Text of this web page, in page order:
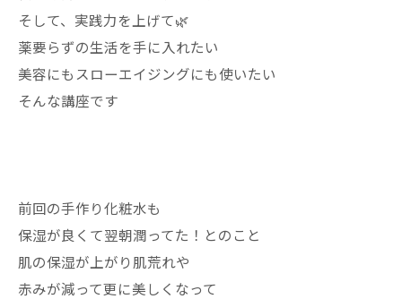
そして、実践力を上げて🌿
薬要らずの生活を手に入れたい
美容にもスローエイジングにも使いたい
そんな講座です
前回の手作り化粧水も
保湿が良くて翌朝潤ってた！とのこと
肌の保湿が上がり肌荒れや
赤みが減って更に美しくなって